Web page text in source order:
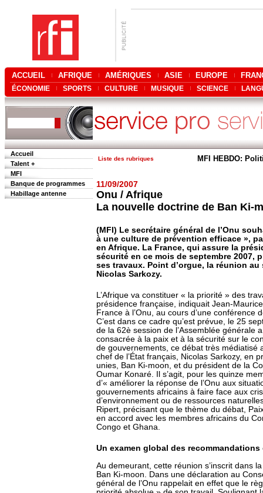
ACCUEIL AFRIQUE AMÉRIQUES ASIE EUROPE
ÉCONOMIE SPORTS CULTURE MUSIQUE SCIENCE
Accueil
Talent +
MFI
Banque de programmes
Habillage antenne
Liste des rubriques MFI HEBDO:
11/09/2007
Onu / Afrique
La nouvelle doctrine de Ban Ki-
(MFI) Le secrétaire général de l’Onu
à une culture de prévention efficace »,
en Afrique. La France, qui assure la
sécurité en ce mois de septembre
ses travaux. Point d’orgue, la réunion
Nicolas Sarkozy.
L’Afrique va constituer « la priorité » des
présidence française, indiquait Jean-
France à l’Onu, au cours d’une conférence
C’est dans ce cadre qu’est prévue, le 25
de la 62è session de l’Assemblée générale
consacrée à la paix et à la sécurité sur le
de gouvernements, ce débat très médiatisé
chef de l’État français, Nicolas Sarkozy, en
unies, Ban Ki-moon, et du président de la
Oumar Konaré. Il s’agit, pour les quinze
d’« améliorer la réponse de l’Onu aux
gouvernements africains à faire face aux
d’environnement ou de ressources
Ripert, précisant que le thème du débat,
en accord avec les membres africains du
Congo et Ghana.
Un examen global des recommandations
Au demeurant, cette réunion s’inscrit dans
Ban Ki-moon. Dans une déclaration au
général de l’Onu rappelait en effet que le